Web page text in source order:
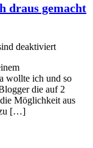
draus gemacht
deaktiviert
wollte ich und so
die auf 2
Möglichkeit aus
zu […]